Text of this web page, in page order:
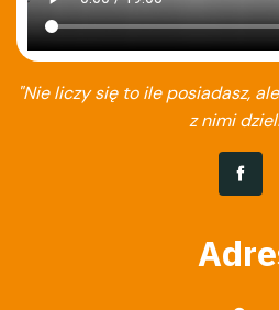
"Nie liczy się to ile posiadasz,
z nimi